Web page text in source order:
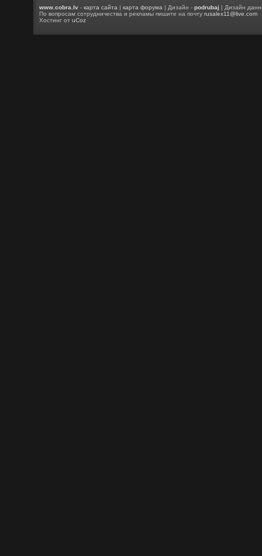
www.cobra.lv -карта сайта |карта форума | Дизайн -podrubaj | Дизайн
По вопросам сотрудничества и рекламы пишите на почтуrusalex11@live.com
Хостинг отuCoz